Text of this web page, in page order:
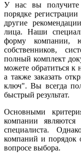
У нас вы получите
порядке
другие
лица. Наши
форму компании,
собственников,
полный комплект
можете обратиться к
а также заказать
ключ". Вы всегда
быстрый результат.
Основными
компании
специалиста.
компаний и порядок
вопросе выбора.